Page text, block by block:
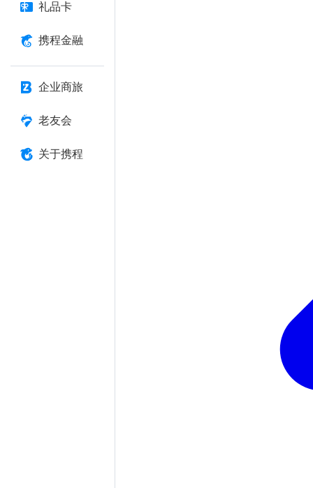
礼品卡
携程金融
企业商旅
老友会
关于携程